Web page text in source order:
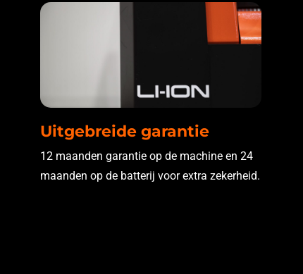
Uitgebreide garantie
12 maanden garantie op de machine en 24
maanden op de batterij voor extra zekerheid.